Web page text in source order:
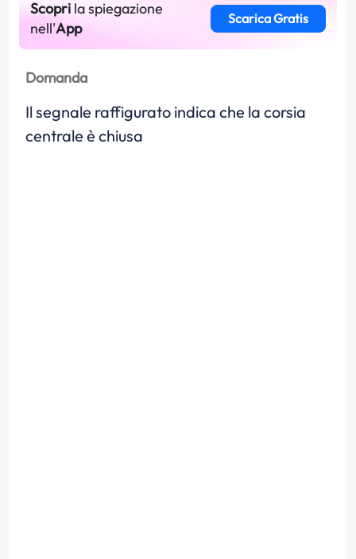
Scopri la spiegazione
nell'App
Scarica Gratis
Domanda
Il segnale raffigurato indica che la corsia
centrale è chiusa